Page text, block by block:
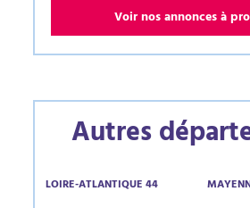
Voir nos annonces à
Autres
LOIRE-ATLANTIQUE 44